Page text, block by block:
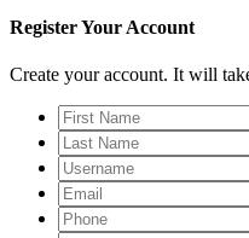
Register Your Account
Create your account. It will